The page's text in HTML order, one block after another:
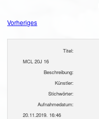
Vorheriges
Titel:
MCL 20J 16
Beschreibung:
Künstler:
Stichwörter:
Aufnahmedatum:
20.11.2019. 16:46